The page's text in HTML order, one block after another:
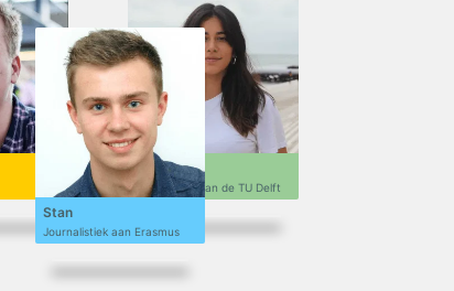
Sofi
Ontwerpen aan de TU Delft
Stan
Journalistiek aan Erasmus